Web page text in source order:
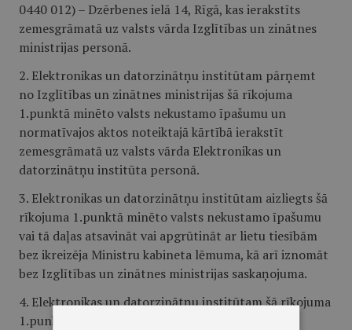
0440 012) – Dzērbenes ielā 14, Rīgā, kas ierakstīts
zemesgrāmatā uz valsts vārda Izglītības un zinātnes
ministrijas personā.
2. Elektronikas un datorzinātņu institūtam pārņemt
no Izglītības un zinātnes ministrijas šā rīkojuma
1.punktā minēto valsts nekustamo īpašumu un
normatīvajos aktos noteiktajā kārtībā ierakstīt
zemesgrāmatā uz valsts vārda Elektronikas un
datorzinātņu institūta personā.
3. Elektronikas un datorzinātņu institūtam aizliegts šā
rīkojuma 1.punktā minēto valsts nekustamo īpašumu
vai tā daļas atsavināt vai apgrūtināt ar lietu tiesībām
bez ikreizēja Ministru kabineta lēmuma, kā arī iznomāt
bez Izglītības un zinātnes ministrijas saskaņojuma.
4. Elektronikas un datorzinātņu institūtam šā rīkojuma
1.punktā minēto valsts nekustamo īpašumu bez